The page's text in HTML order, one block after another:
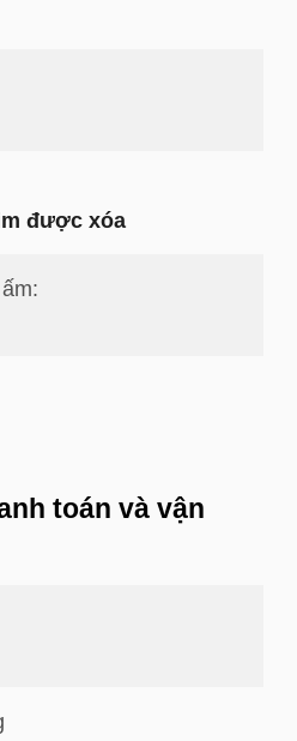
được xóa
toán và vận